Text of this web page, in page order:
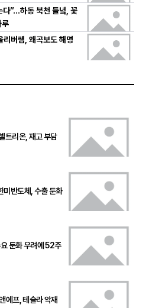
다”…하동 북천 들녘, 꽃
루
버쌤, 왜곡보도 해명
리온, 재고 부담
반도체, 수출 둔화
둔화 우려에 52주
프, 테슬라 악재